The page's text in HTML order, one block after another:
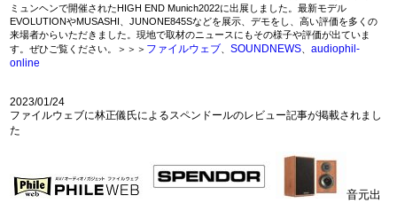
ミュンヘンで開催されたHIGH END Munich2022に出展しました。最新モデル
EVOLUTIONやMUSASHI、JUNONE845Sなどを展示、デモをし、高い評価を多くの
来場者からいただきました。現地で取材のニュースにもその様子や評価が出ていま
す。ぜひご覧ください。＞＞＞ ファイルウェブ 、SOUNDNEWS 、audiophil-
online
2023/01/24
ファイルウェブに林正儀氏によるスペンドールのレビュー記事が掲載されまし
た
音元出